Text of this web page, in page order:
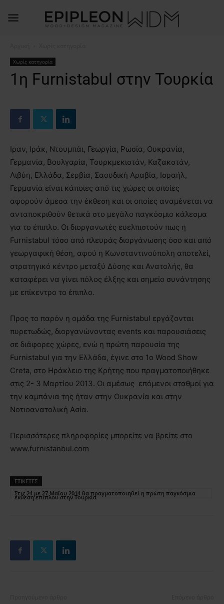
Χωρίς κατηγορία
1η Furnistabul στην Τουρκία
Ιραν, Ιράκ, Ντουμπάι, Γεωργία, Ρωσία, Ουκρανία,
Γερμανία, Βουλγαρία, Τουρκμεκιστάν, Καζακστάν,
Λιβύη, Ελλάδα, Σερβία, Σαουδική Αραβία, Ισραήλ,
Γερμανία είναι κάποιες από τις χώρες οι οποίες
αφορούν άμεσα την έκθεση και οι οποίες αναμένεται να
ανταποκριθούν θετικά στο μεγάλο παγκόσμιο κάλεσμα
για το έπιπλο. Οι διοργανωτές ευελπιστούν πως η
Furnistabul τόσο από πλευράς διοργάνωσης όσο και από
γεωργαφική θέση, αφού η Κωνσταντινούπολη αποτελεί,
στρατηγικό κέντρο μεταξύ Δύσης και Ανατολής, θα
καταφέρει να γίνει πόλος έλξης και σημείο συνάντησης
με επίκεντρο το έπιπλο.
Προς το παρόν η ομάδα της Furnistabul εργάζονται
πυρετωδώς, διοργανώνοντας events και παρουσιάσεις
σε διάφορες χώρες, ενώ η πρώτη παρουσία της
Furnistabul για την Ελλάδα, έγινε στο 1ο Wood Show
Creta, στο Ηράκλειο της Κρήτης που πραγματοποιήθηκε
στις 2- 3 Μαρτίου 2013. Οι αμέσως επόμενοι σταθμοί για
την καμπάνια της ήταν στην Ουκρανία και στην
Νοτιοανατολική Ασία.
Περισσότερες πληροφορίες μπορείτε να βρείτε στο
www.furnistanbul.com
ΕΤΙΚΕΤΕΣ
Στις 24 με 27 Μαΐου 2014 θα πραγματοποιηθεί η πρώτη παγκόσμια
έκθεση επίπλου στην Τουρκία